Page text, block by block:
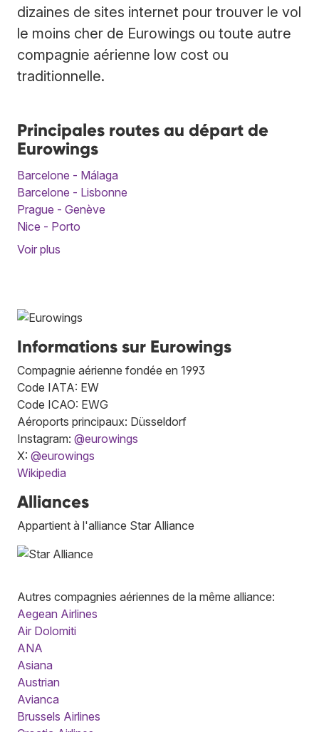
dizaines de sites internet pour trouver le vol
le moins cher de Eurowings ou toute autre
compagnie aérienne low cost ou
traditionnelle.
Principales routes au départ de
Eurowings
Barcelone - Málaga
Barcelone - Lisbonne
Prague - Genève
Nice - Porto
Voir plus
Informations sur Eurowings
Compagnie aérienne fondée en 1993
Code IATA: EW
Code ICAO: EWG
Aéroports principaux: Düsseldorf
Instagram: @eurowings
X: @eurowings
Wikipedia
Alliances
Appartient à l'alliance Star Alliance
Autres compagnies aériennes de la même alliance:
Aegean Airlines
Air Dolomiti
ANA
Asiana
Austrian
Avianca
Brussels Airlines